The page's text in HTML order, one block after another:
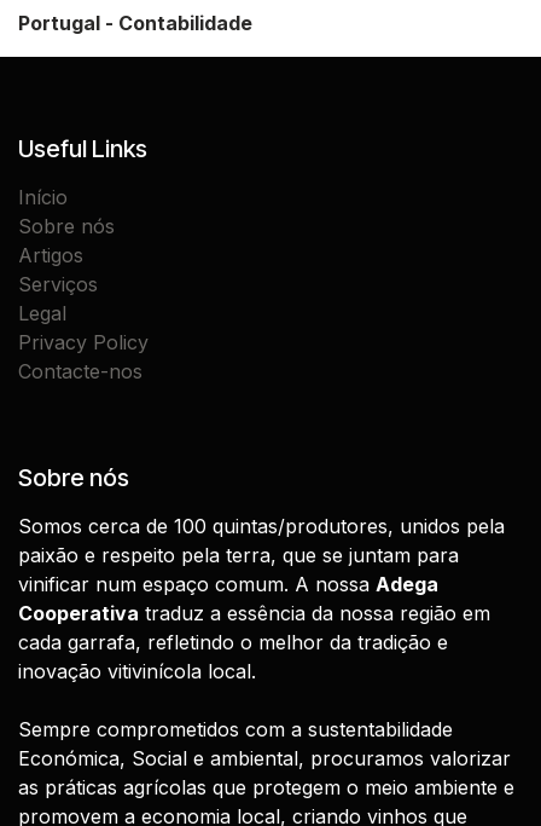
Portugal - Contabilidade
Useful Links
Início
Sobre nós
Artigos
Serviços
Legal
Privacy Policy
Contacte-nos
Sobre nós
Somos cerca de 100 quintas/produtores, unidos pela
paixão e respeito pela terra, que se juntam para
vinificar num espaço comum. A nossa Adega
Cooperativa traduz a essência da nossa região em
cada garrafa, refletindo o melhor da tradição e
inovação vitivinícola local.
Sempre comprometidos com a sustentabilidade
Económica, Social e ambiental, procuramos valorizar
as práticas agrícolas que protegem o meio ambiente e
promovem a economia local, criando vinhos que